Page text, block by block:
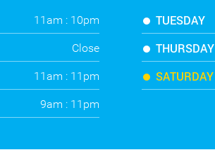
11am : 10pm TUESDAY
Close THURSDAY
11am : 11pm SATURDAY
9am : 11pm